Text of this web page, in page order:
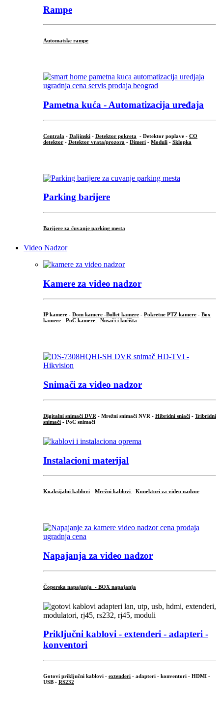
Rampe
Automatske rampe
Pametna kuća - Automatizacija uređaja
Centrala - Daljinski - Detektor pokreta - Detektor poplave - CO
detektor - Detektor vrata/prozora - Dimeri - Moduli - Sklopka
Parking barijere
Barijere za čuvanje parking mesta
Video Nadzor
Kamere za video nadzor
IP kamere - Dom kamere -Bullet kamere - Pokretne PTZ kamere - Box
kamere - PoC kamere - Nosači i kućišta
Snimači za video nadzor
Digitalni snimači DVR - Mrežni snimači NVR - Hibridni sniači - Tribridni
snimači - PoC snimači
Instalacioni materijal
Koaksijalni kablovi - Mrežni kablovi - Konektori za video nadzor
Napajanja za video nadzor
Čoperska napajanja - BOX napajanja
Priključni kablovi - extenderi - adapteri -
konventori
Gotovi priključni kablovi - extenderi - adapteri - konventori - HDMI -
USB - RS232